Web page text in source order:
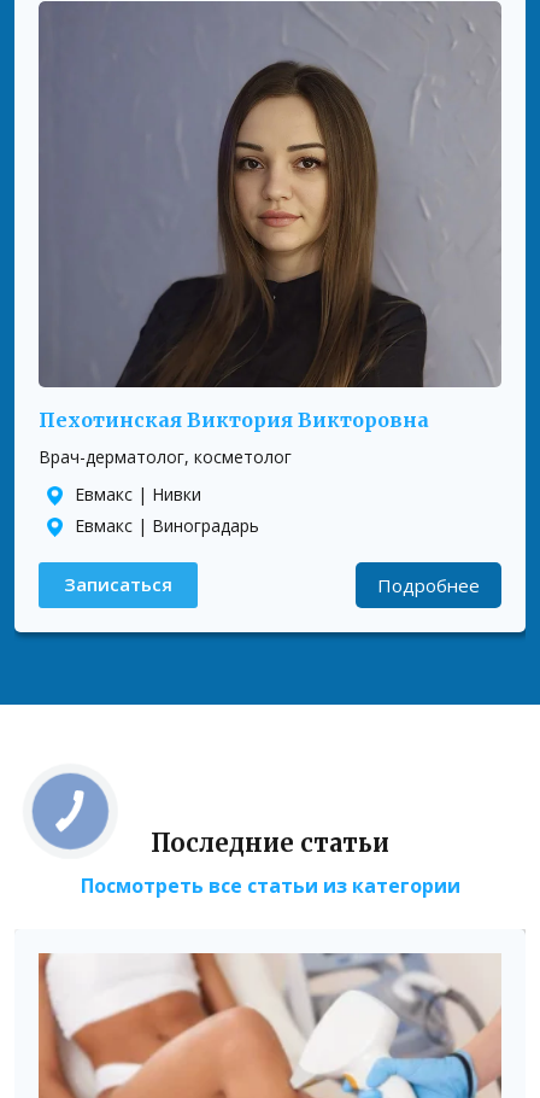
Сохранить моё имя, email и адрес сайта в этом
браузере для последующих моих комментариев.
Ваша оцінка
★
★
★
★
★Пехотинская Виктория Викторовна
Врач-дерматолог, косметолог
Евмакс | Нивки
Евмакс | Виноградарь
Записаться Подробнее
Последние статьи
Посмотреть все статьи из категории